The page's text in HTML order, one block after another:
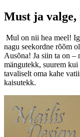
Must ja valge,
Mul on nii hea meel!
nagu seekordne rõõm
Ausõna! Ja siin ta on –
mängutekk, suurem
tavaliselt oma kahe
kaisutekk.